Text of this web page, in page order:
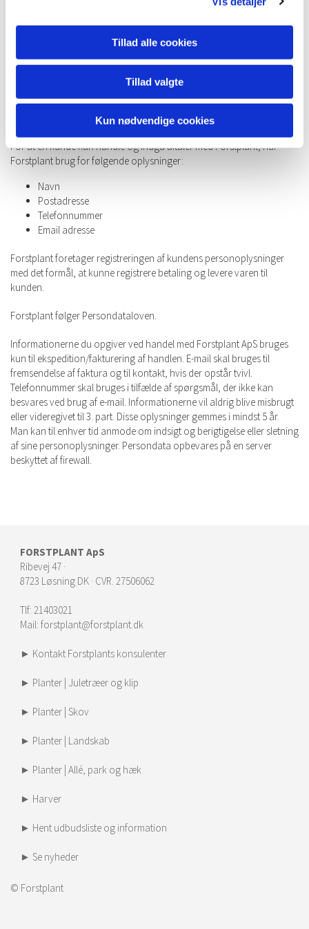
Tillad alle cookies
Tillad valgte
Kun nødvendige cookies
I tilfælde, der ikke er omfattet af de her anførte bestemmelser, er
værneting er Forstplant ApS legale værneting.
Forbehold:
Der tages forbehold for trykfejl og udsolgte varer i de opførte
Persondatapolitik:
For at en kunde kan handle og indgå aftaler med Forstplant, har
Forstplant brug for følgende oplysninger:
Navn
Postadresse
Telefonnummer
Email adresse
Forstplant foretager registreringen af kundens personoplysninger
med det formål, at kunne registrere betaling og levere varen til
kunden.
Forstplant følger Persondataloven.
Informationerne du opgiver ved handel med Forstplant ApS bruges
kun til ekspedition/fakturering af handlen. E-mail skal bruges til
fremsendelse af faktura og til kontakt, hvis der opstår tvivl.
Telefonnummer skal bruges i tilfælde af spørgsmål, der ikke kan
besvares ved brug af e-mail. Informationerne vil aldrig blive misbrugt
eller videregivet til 3. part. Disse oplysninger gemmes i mindst 5 år.
Man kan til enhver tid anmode om indsigt og berigtigelse eller sletning
af sine personoplysninger. Persondata opbevares på en server
beskyttet af firewall.
FORSTPLANT ApS
Ribevej 47 ·
8723 Løsning DK · CVR. 27506062
Tlf: 21403021
Mail: forstplant@forstplant.dk
► Kontakt Forstplants konsulenter
► Planter | Juletræer og klip
► Planter | Skov
► Planter | Landskab
► Planter | Allé, park og hæk
► Harver
► Hent udbudsliste og information
► Se nyheder
© Forstplant